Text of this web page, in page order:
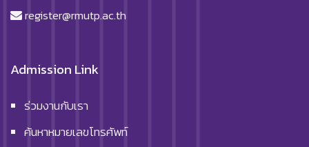
register@rmutp.ac.th
Admission Link
ร่วมงานกับเรา
ค้นหาหมายเลขโทรศัพท์